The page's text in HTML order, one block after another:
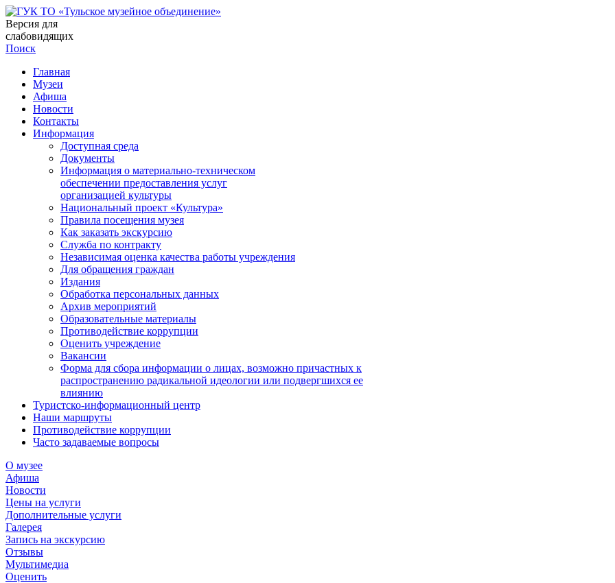
Версия для
слабовидящих
Поиск
Главная
Музеи
Афиша
Новости
Контакты
Информация
Доступная среда
Документы
Информация о материально-техническом
обеспечении предоставления услуг
организацией культуры
Национальный проект «Культура»
Правила посещения музея
Как заказать экскурсию
Служба по контракту
Независимая оценка качества работы учреждения
Для обращения граждан
Издания
Обработка персональных данных
Архив мероприятий
Образовательные материалы
Противодействие коррупции
Оценить учреждение
Вакансии
Форма для сбора информации о лицах, возможно причастных к
распространению радикальной идеологии или подвергшихся ее
влиянию
Туристско-информационный центр
Наши маршруты
Противодействие коррупции
Часто задаваемые вопросы
О музее
Афиша
Новости
Цены на услуги
Дополнительные услуги
Галерея
Запись на экскурсию
Отзывы
Мультимедиа
Оценить